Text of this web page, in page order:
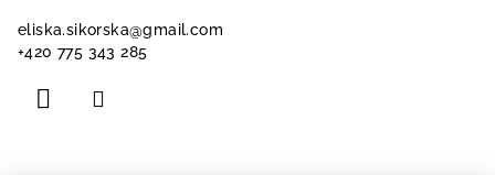
eliska.sikorska@gmail.com
+420 775 343 285